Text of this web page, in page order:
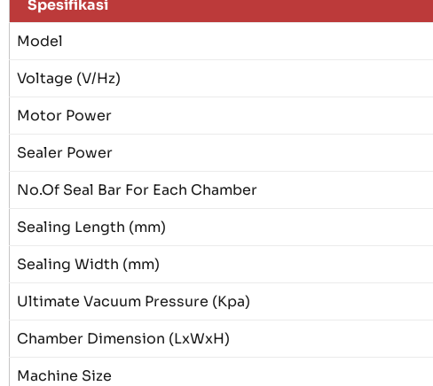
Spesifikasi
Model
Voltage (V/Hz)
Motor Power
Sealer Power
No.Of Seal Bar For Each Chamber
Sealing Length (mm)
Sealing Width (mm)
Ultimate Vacuum Pressure (Kpa)
Chamber Dimension (LxWxH)
Machine Size